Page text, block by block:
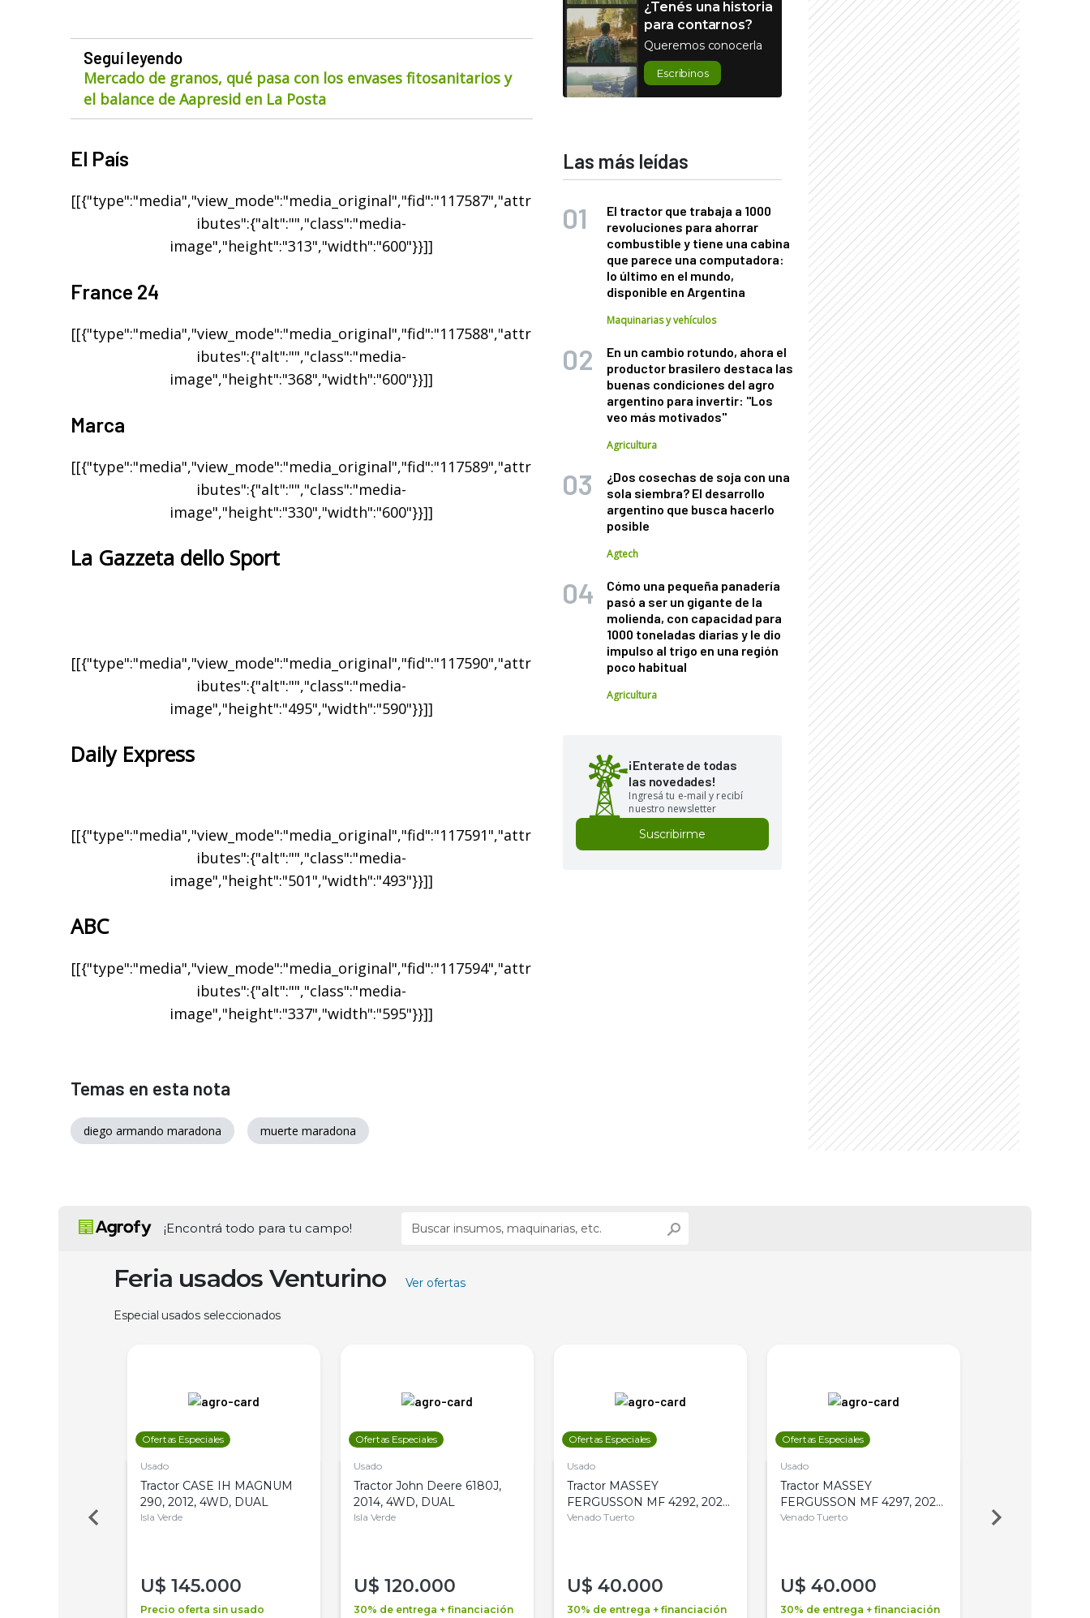
Seguí leyendo
Mercado de granos, qué pasa con los envases fitosanitarios y
el balance de Aapresid en La Posta
El País
[[{"type":"media","view_mode":"media_original","fid":"117587","attr
ibutes":{"alt":"","class":"media-
image","height":"313","width":"600"}}]]
France 24
[[{"type":"media","view_mode":"media_original","fid":"117588","attr
ibutes":{"alt":"","class":"media-
image","height":"368","width":"600"}}]]
Marca
[[{"type":"media","view_mode":"media_original","fid":"117589","attr
ibutes":{"alt":"","class":"media-
image","height":"330","width":"600"}}]]
La Gazzeta dello Sport
[[{"type":"media","view_mode":"media_original","fid":"117590","attr
ibutes":{"alt":"","class":"media-
image","height":"495","width":"590"}}]]
Daily Express
[[{"type":"media","view_mode":"media_original","fid":"117591","attr
ibutes":{"alt":"","class":"media-
image","height":"501","width":"493"}}]]
ABC
[[{"type":"media","view_mode":"media_original","fid":"117594","attr
ibutes":{"alt":"","class":"media-
image","height":"337","width":"595"}}]]
¿Tenés una historia
para contarnos?
Queremos conocerla
Escribinos
Las más leídas
El tractor que trabaja a 1000
revoluciones para ahorrar
combustible y tiene una cabina
que parece una computadora:
lo último en el mundo,
disponible en Argentina
Maquinarias y vehículos
En un cambio rotundo, ahora el
productor brasilero destaca las
buenas condiciones del agro
argentino para invertir: "Los
veo más motivados"
Agricultura
¿Dos cosechas de soja con una
sola siembra? El desarrollo
argentino que busca hacerlo
posible
Agtech
Cómo una pequeña panadería
pasó a ser un gigante de la
molienda, con capacidad para
1000 toneladas diarias y le dio
impulso al trigo en una región
poco habitual
Agricultura
¡Enterate de todas
las novedades!
Ingresá tu e-mail y recibí
nuestro newsletter
Suscribirme
Temas en esta nota
diego armando maradona muerte maradona
¡Encontrá todo para tu campo!
Feria usados Venturino Ver ofertas
Especial usados seleccionados
Ofertas Especiales
Usado
Tractor CASE IH MAGNUM
290, 2012, 4WD, DUAL
Isla Verde
U$ 145.000
Precio oferta sin usado
Ofertas Especiales
Usado
Tractor John Deere 6180J,
2014, 4WD, DUAL
Isla Verde
U$ 120.000
30% de entrega + financiación
Ofertas Especiales
Usado
Tractor MASSEY
FERGUSSON MF 4292, 2020,
4WD, PATON
Venado Tuerto
U$ 40.000
30% de entrega + financiación
Ofertas Especiales
Usado
Tractor MASSEY
FERGUSSON MF 4297, 2020,
4WD, PATON
Venado Tuerto
U$ 40.000
30% de entrega + financiación
Venado Tuerto